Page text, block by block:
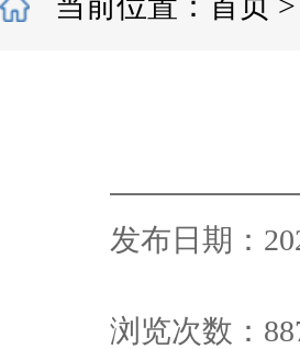
发布日期：
浏览次数：